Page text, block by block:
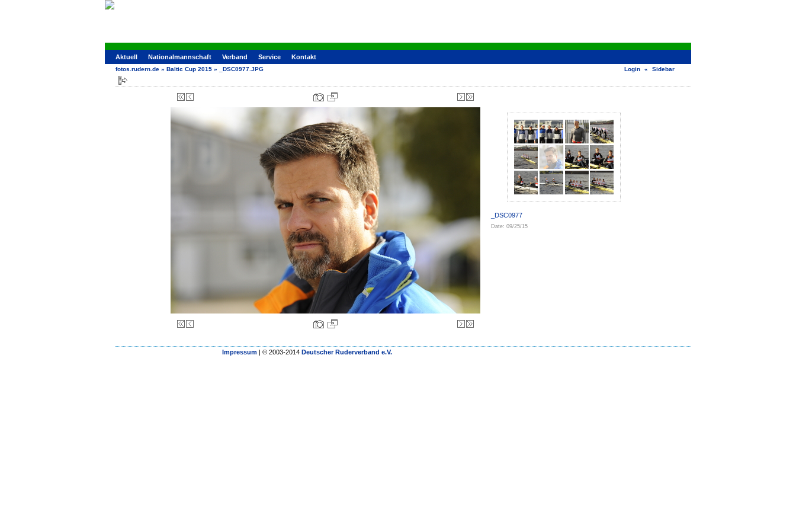
Aktuell Nationalmannschaft Verband Service Kontakt
Login « Sidebar
fotos.rudern.de » Baltic Cup 2015 » _DSC0977.JPG
_DSC0977
Date: 09/25/15
Impressum | © 2003-2014 Deutscher Ruderverband e.V.